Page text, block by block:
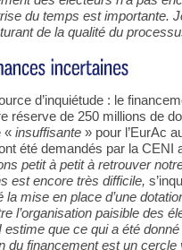
du temps est importante.
de la qualité du
d’inquiétude : le
réserve de 250 millions de
« insuffisante » pour l’EurAc
été demandés par la CENI
petit à petit à retrouver
est encore très difficile,
la mise en place d’une
l’organisation paisible des
estime que ce qui a été
du financement est un cercle